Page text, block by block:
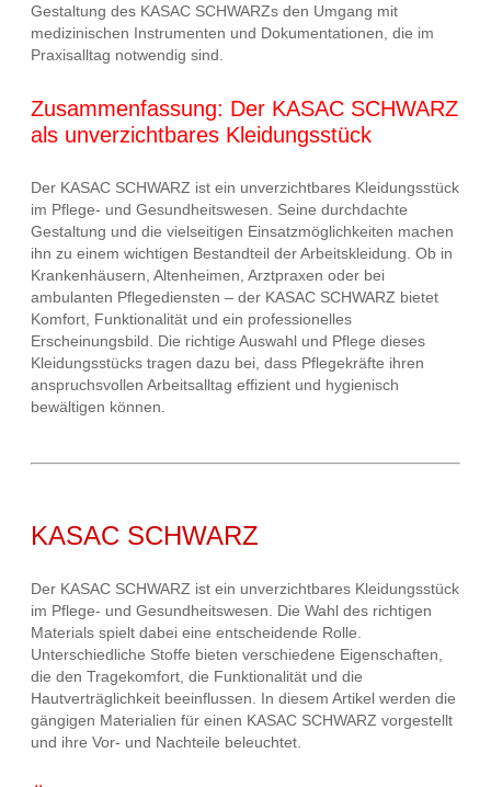
Gestaltung des KASAC SCHWARZs den Umgang mit
medizinischen Instrumenten und Dokumentationen, die im
Praxisalltag notwendig sind.
Zusammenfassung: Der KASAC SCHWARZ
als unverzichtbares Kleidungsstück
Der KASAC SCHWARZ ist ein unverzichtbares Kleidungsstück
im Pflege- und Gesundheitswesen. Seine durchdachte
Gestaltung und die vielseitigen Einsatzmöglichkeiten machen
ihn zu einem wichtigen Bestandteil der Arbeitskleidung. Ob in
Krankenhäusern, Altenheimen, Arztpraxen oder bei
ambulanten Pflegediensten – der KASAC SCHWARZ bietet
Komfort, Funktionalität und ein professionelles
Erscheinungsbild. Die richtige Auswahl und Pflege dieses
Kleidungsstücks tragen dazu bei, dass Pflegekräfte ihren
anspruchsvollen Arbeitsalltag effizient und hygienisch
bewältigen können.
KASAC SCHWARZ
Der KASAC SCHWARZ ist ein unverzichtbares Kleidungsstück
im Pflege- und Gesundheitswesen. Die Wahl des richtigen
Materials spielt dabei eine entscheidende Rolle.
Unterschiedliche Stoffe bieten verschiedene Eigenschaften,
die den Tragekomfort, die Funktionalität und die
Hautverträglichkeit beeinflussen. In diesem Artikel werden die
gängigen Materialien für einen KASAC SCHWARZ vorgestellt
und ihre Vor- und Nachteile beleuchtet.